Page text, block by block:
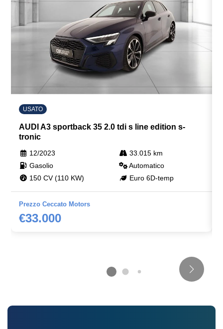
USATO
AUDI A3 sportback 35 2.0 tdi s line edition s-
tronic
12/2023
33.015 km
Gasolio
Automatico
150 CV (110 KW)
Euro 6D-temp
Prezzo Ceccato Motors
€33.000